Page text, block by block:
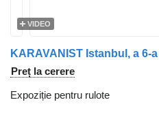
VIDEO
Preț la cerere
Expoziție pentru rulote